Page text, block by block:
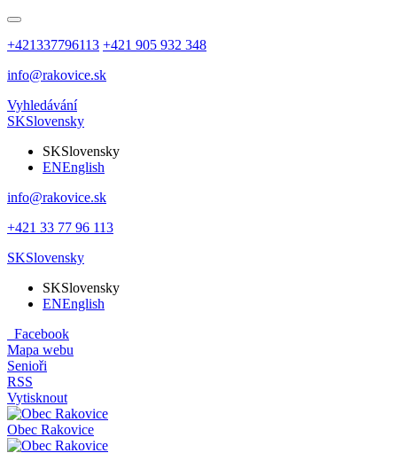
+421337796113 +421 905 932 348
info@rakovice.sk
Vyhledávání
SKSlovensky
SKSlovensky
ENEnglish
info@rakovice.sk
+421 33 77 96 113
SKSlovensky
SKSlovensky
ENEnglish
Facebook
Mapa webu
Senioři
RSS
Vytisknout
Obec Rakovice